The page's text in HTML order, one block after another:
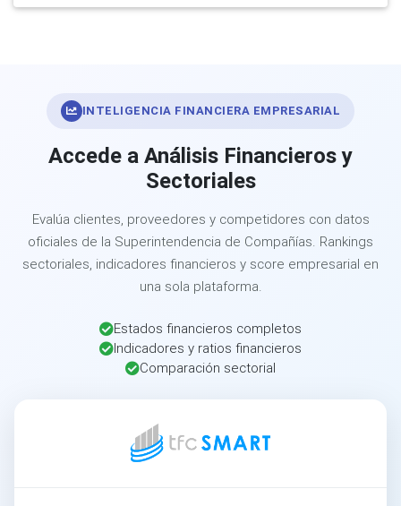
INTELIGENCIA FINANCIERA EMPRESARIAL
Accede a Análisis Financieros y
Sectoriales
Evalúa clientes, proveedores y competidores con datos
oficiales de la Superintendencia de Compañías. Rankings
sectoriales, indicadores financieros y score empresarial en
una sola plataforma.
Estados financieros completos
Indicadores y ratios financieros
Comparación sectorial